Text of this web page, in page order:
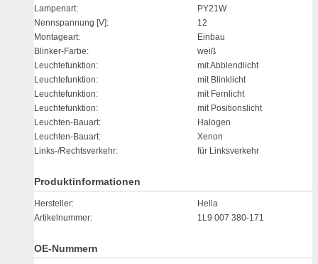
Lampenart:
PY21W
Nennspannung [V]:
12
Montageart:
Einbau
Blinker-Farbe:
weiß
Leuchtefunktion:
mit Abblendlicht
Leuchtefunktion:
mit Blinklicht
Leuchtefunktion:
mit Fernlicht
Leuchtefunktion:
mit Positionslicht
Leuchten-Bauart:
Halogen
Leuchten-Bauart:
Xenon
Links-/Rechtsverkehr:
für Linksverkehr
Produktinformationen
Hersteller:
Hella
Artikelnummer:
1L9 007 380-171
OE-Nummern